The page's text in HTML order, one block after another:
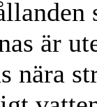
är
nära